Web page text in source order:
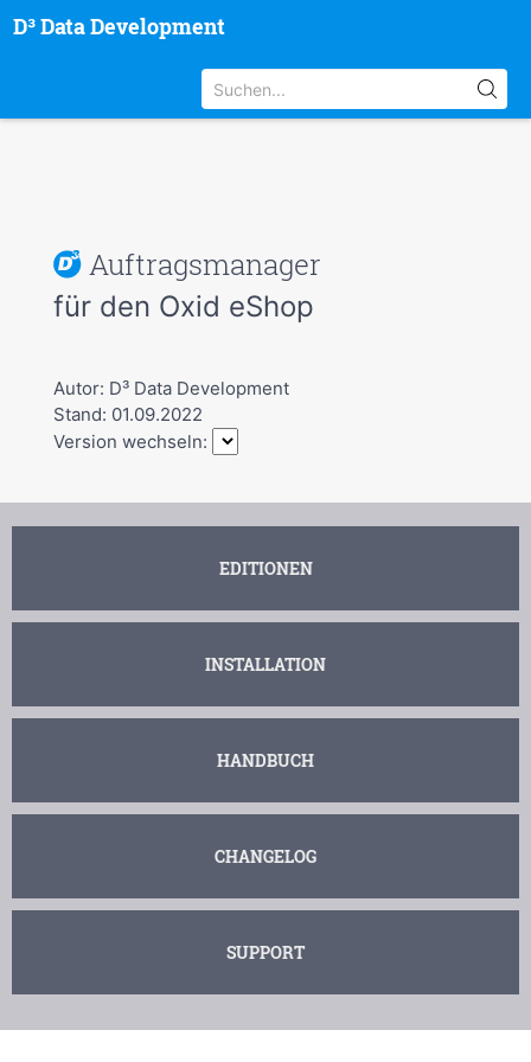
D³ Data Development
Auftragsmanager
für den Oxid eShop
Autor: D³ Data Development
Stand: 01.09.2022
Version wechseln:
EDITIONEN
INSTALLATION
HANDBUCH
CHANGELOG
SUPPORT